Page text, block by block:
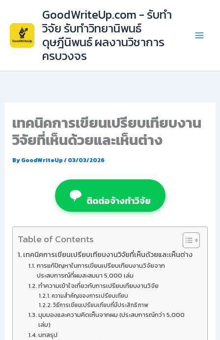
content
GoodWriteUp.com - รับทำ
วิจัย รับทำวิทยานิพนธ์
ดุษฎีนิพนธ์ ผลงานวิชาการ
ครบวงจร
เทคนิคการเขียนเปรียบเทียบงาน
วิจัยที่เห็นด้วยและเห็นต่าง
ByGoodWriteUp/03/03/2026
ติดต่อจ้างทำวิจัย
Table of Contents
เทคนิคการเขียนเปรียบเทียบงานวิจัยที่เห็นด้วยและเห็นต่าง
การแก้ปัญหาในการเขียนเปรียบเทียบงานวิจัยจาก
ประสบการณ์ที่ผมสะสมมา 5,000 เล่ม
ทำความเข้าใจเกี่ยวกับการเปรียบเทียบงานวิจัย
ความสำคัญของการเปรียบเทียบ
วิธีการเขียนเปรียบเทียบที่มีประสิทธิภาพ
มุมมองและความคิดเห็นจากผม (ประสบการณ์กว่า 5,000
เล่ม)
บทสรุป